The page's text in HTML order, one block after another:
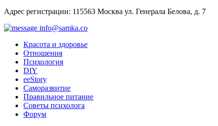
Адрес регистрации: 115563 Москва ул. Генерала Белова, д. 7
info@samka.co
Красота и здоровье
Отношения
Психология
DIY
ееStory
Саморазвитие
Правильное питание
Советы психолога
Форум